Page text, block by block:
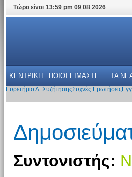
Τώρα είναι 13:59 pm 09 08 2026
ΚΕΝΤΡΙΚΗ ΠΟΙΟΙ ΕΙΜΑΣΤΕ ΤΑ
Ευρετήριο Δ. ΣυζήτησηςΣυχνές Ερωτήσεις
Συντονιστής: